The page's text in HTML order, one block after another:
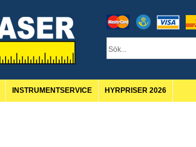
INSTRUMENTSERVICE HYRPRISER 2026